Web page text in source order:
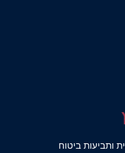
ותביעות ביטוח